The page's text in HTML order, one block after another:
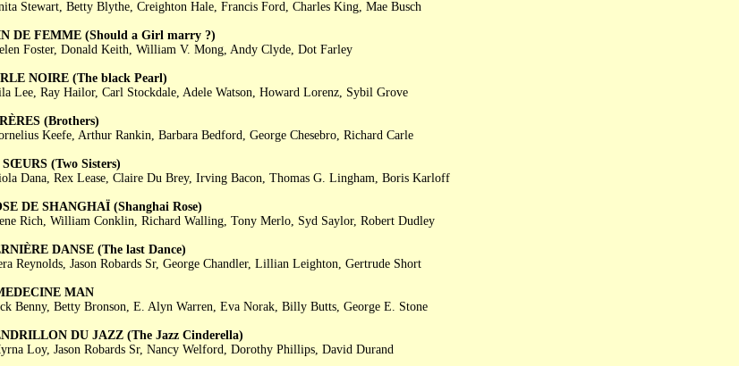
Stewart, Betty Blythe, Creighton Hale, Francis Ford, Charles King, Mae Busch
DE FEMME (Should a Girl marry ?)
Foster, Donald Keith, William V. Mong, Andy Clyde, Dot Farley
NOIRE (The black Pearl)
Lee, Ray Hailor, Carl Stockdale, Adele Watson, Howard Lorenz, Sybil Grove
(Brothers)
Keefe, Arthur Rankin, Barbara Bedford, George Chesebro, Richard Carle
(Two Sisters)
Dana, Rex Lease, Claire Du Brey, Irving Bacon, Thomas G. Lingham, Boris Karloff
DE SHANGHAÏ (Shanghai Rose)
Rich, William Conklin, Richard Walling, Tony Merlo, Syd Saylor, Robert Dudley
DANSE (The last Dance)
Reynolds, Jason Robards Sr, George Chandler, Lillian Leighton, Gertrude Short
MAN
Benny, Betty Bronson, E. Alyn Warren, Eva Norak, Billy Butts, George E. Stone
DU JAZZ (The Jazz Cinderella)
Loy, Jason Robards Sr, Nancy Welford, Dorothy Phillips, David Durand